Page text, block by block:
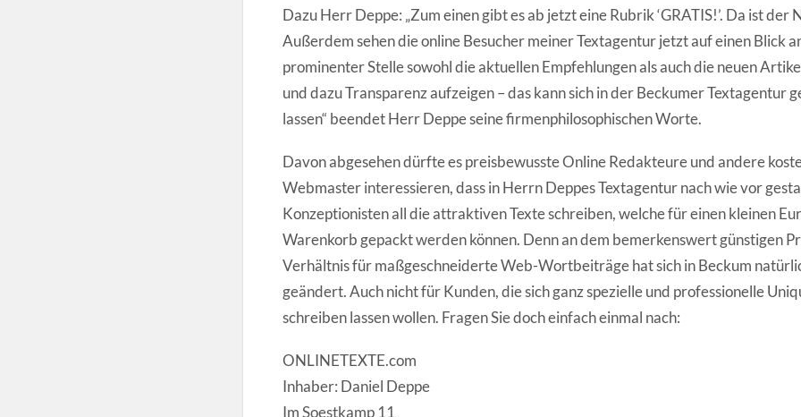
Dazu Herr Deppe: „Zum einen gibt es ab jetzt eine Rubrik ‘GRATIS!’. Da ist der
Außerdem sehen die online Besucher meiner Textagentur jetzt auf einen Blick
prominenter Stelle sowohl die aktuellen Empfehlungen als auch die neuen
und dazu Transparenz aufzeigen – das kann sich in der Beckumer Textagentur
lassen“ beendet Herr Deppe seine firmenphilosophischen Worte.
Davon abgesehen dürfte es preisbewusste Online Redakteure und andere
Webmaster interessieren, dass in Herrn Deppes Textagentur nach wie vor
Konzeptionisten all die attraktiven Texte schreiben, welche für einen kleinen
Warenkorb gepackt werden können. Denn an dem bemerkenswert günstigen
Verhältnis für maßgeschneiderte Web-Wortbeiträge hat sich in Beckum
geändert. Auch nicht für Kunden, die sich ganz spezielle und professionelle
schreiben lassen wollen. Fragen Sie doch einfach einmal nach:
ONLINETEXTE.com
Inhaber: Daniel Deppe
Im Soestkamp 11